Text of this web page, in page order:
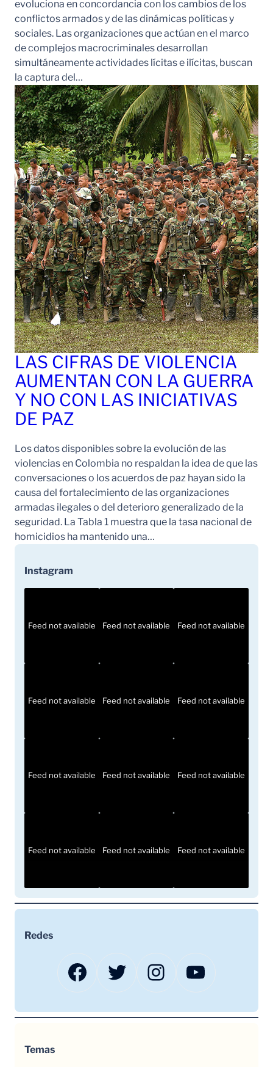
evoluciona en concordancia con los cambios de los
conflictos armados y de las dinámicas políticas y
sociales. Las organizaciones que actúan en el marco
de complejos macrocriminales desarrollan
simultáneamente actividades lícitas e ilícitas, buscan
la captura del…
LAS CIFRAS DE VIOLENCIA
AUMENTAN CON LA GUERRA
Y NO CON LAS INICIATIVAS
DE PAZ
Los datos disponibles sobre la evolución de las
violencias en Colombia no respaldan la idea de que las
conversaciones o los acuerdos de paz hayan sido la
causa del fortalecimiento de las organizaciones
armadas ilegales o del deterioro generalizado de la
seguridad. La Tabla 1 muestra que la tasa nacional de
homicidios ha mantenido una…
Instagram
Feed not available Feed not available Feed not available
Feed not available Feed not available Feed not available
Feed not available Feed not available Feed not available
Feed not available Feed not available Feed not available
Redes
Facebook Twitter Instagram YouTube
Temas